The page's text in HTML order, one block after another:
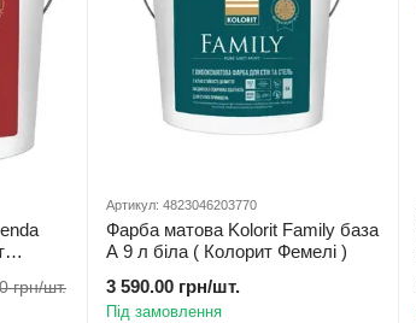
грн/шт.
Артикул: 4823046203770
Фарба матова Kolorit Family база
А 9 л біла ( Колорит Фемелі )
3 590.00 грн/шт.
Під замовлення